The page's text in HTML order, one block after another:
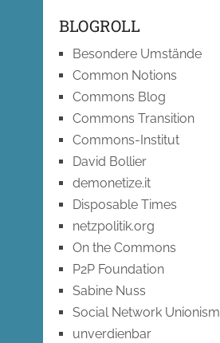
BLOGROLL
Besondere Umstände
Common Notions
Commons Blog
Commons Transition
Commons-Institut
David Bollier
demonetize.it
Disposable Times
netzpolitik.org
On the Commons
P2P Foundation
Sabine Nuss
Social Network Unionism
unverdienbar